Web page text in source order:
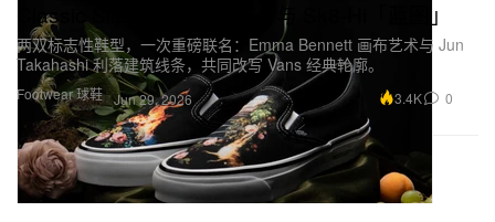
Footwear 球鞋
Classic Slip-On 98「画布」与 Sk8-Hi「蓝图」
两双标志性鞋型，一次重磅联名：Emma Bennett 画布艺术与 Jun
Takahashi 利落建筑线条，共同改写 Vans 经典轮廓。
Jun 29, 2026 3.4K 0